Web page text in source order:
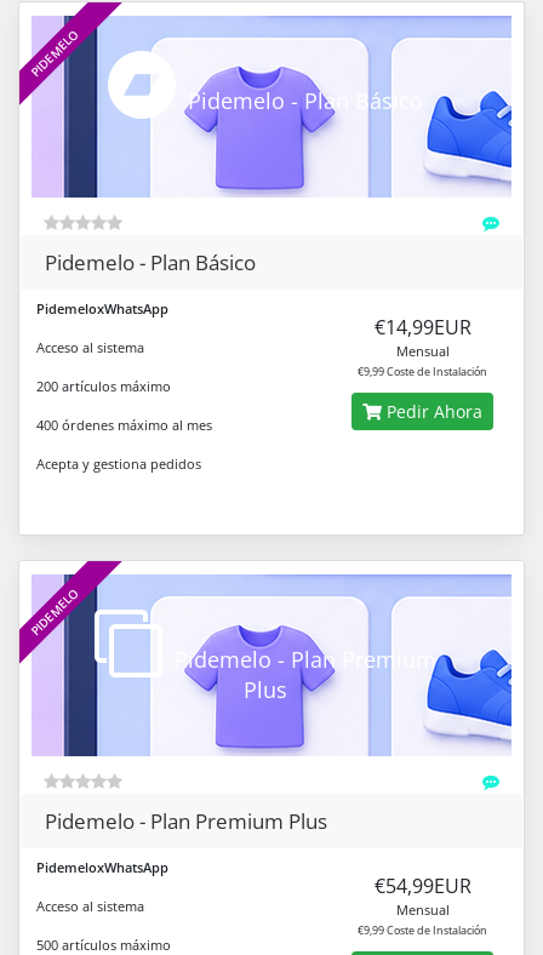
Pidemelo - Plan Básico
PidemeloxWhatsApp
Acceso al sistema
200 artículos máximo
400 órdenes máximo al mes
Acepta y gestiona pedidos
€14,99EUR
Mensual
€9,99 Coste de Instalación
Pedir Ahora
PIDEMELO
Pidemelo - Plan Básico
Pidemelo - Plan Premium Plus
PidemeloxWhatsApp
Acceso al sistema
500 artículos máximo
€54,99EUR
Mensual
€9,99 Coste de Instalación
PIDEMELO
Pidemelo - Plan Premium
Plus